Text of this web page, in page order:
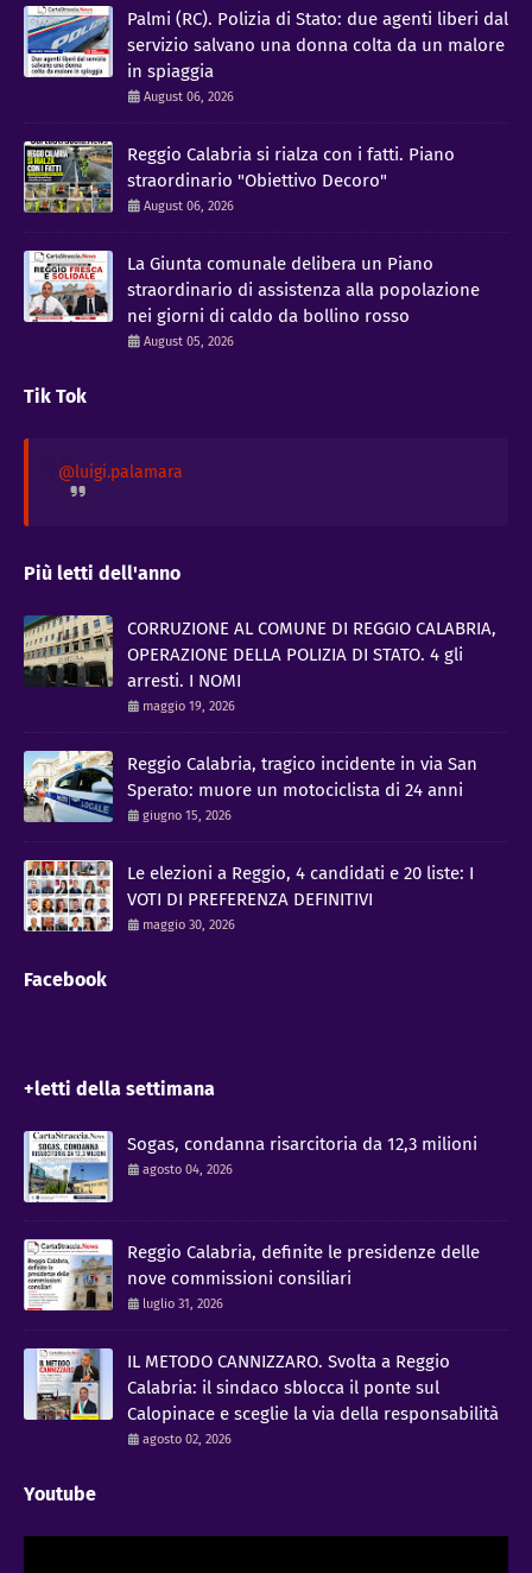
Palmi (RC). Polizia di Stato: due agenti liberi dal
servizio salvano una donna colta da un malore
in spiaggia
August 06, 2026
Reggio Calabria si rialza con i fatti. Piano
straordinario "Obiettivo Decoro"
August 06, 2026
La Giunta comunale delibera un Piano
straordinario di assistenza alla popolazione
nei giorni di caldo da bollino rosso
August 05, 2026
Tik Tok
@luigi.palamara
Più letti dell'anno
CORRUZIONE AL COMUNE DI REGGIO CALABRIA,
OPERAZIONE DELLA POLIZIA DI STATO. 4 gli
arresti. I NOMI
maggio 19, 2026
Reggio Calabria, tragico incidente in via San
Sperato: muore un motociclista di 24 anni
giugno 15, 2026
Le elezioni a Reggio, 4 candidati e 20 liste: I
VOTI DI PREFERENZA DEFINITIVI
maggio 30, 2026
Facebook
+letti della settimana
Sogas, condanna risarcitoria da 12,3 milioni
agosto 04, 2026
Reggio Calabria, definite le presidenze delle
nove commissioni consiliari
luglio 31, 2026
IL METODO CANNIZZARO​. Svolta a Reggio
Calabria: il sindaco sblocca il ponte sul
Calopinace e sceglie la via della responsabilità
agosto 02, 2026
Youtube